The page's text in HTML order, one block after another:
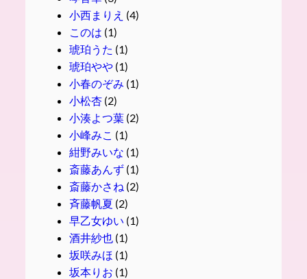
小西まりえ (4)
このは (1)
琥珀うた (1)
琥珀やや(1)
小春のぞみ (1)
小松杏(2)
小湊よつ葉(2)
小峰みこ (1)
紺野みいな (1)
斎藤あんず(1)
斎藤かさね (2)
斉藤帆夏 (2)
早乙女ゆい (1)
酒井紗也 (1)
坂咲みほ (1)
坂本りお (1)